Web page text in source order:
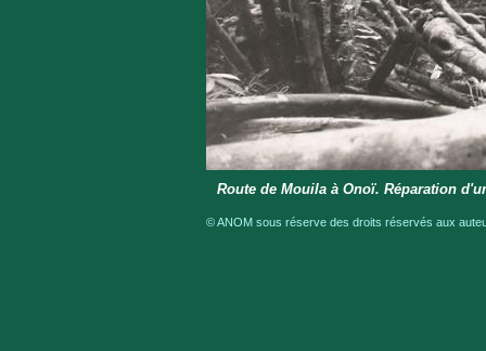
Route de Mouila à Onoï. Réparation
© ANOM sous réserve des droits réservés aux